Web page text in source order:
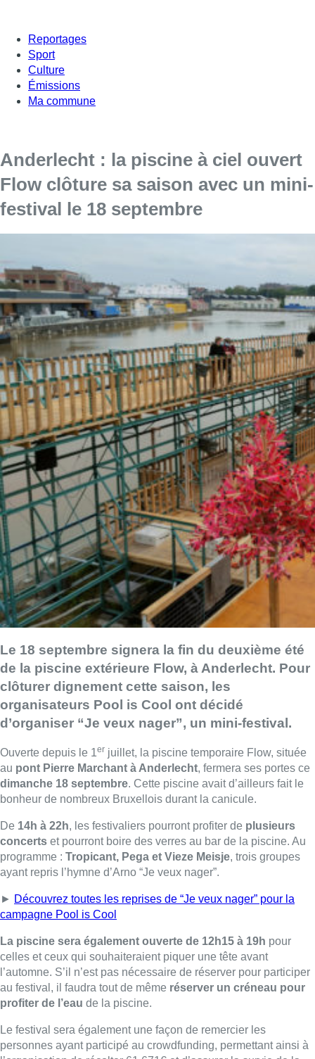
Reportages
Sport
Culture
Émissions
Ma commune
Anderlecht : la piscine à ciel ouvert
Flow clôture sa saison avec un mini-
festival le 18 septembre
Le 18 septembre signera la fin du deuxième été
de la piscine extérieure Flow, à Anderlecht. Pour
clôturer dignement cette saison, les
organisateurs Pool is Cool ont décidé
d’organiser “Je veux nager”, un mini-festival.
Ouverte depuis le 1er juillet, la piscine temporaire Flow, située
au pont Pierre Marchant à Anderlecht, fermera ses portes ce
dimanche 18 septembre. Cette piscine avait d’ailleurs fait le
bonheur de nombreux Bruxellois durant la canicule.
De 14h à 22h, les festivaliers pourront profiter de plusieurs
concerts et pourront boire des verres au bar de la piscine. Au
programme : Tropicant, Pega et Vieze Meisje, trois groupes
ayant repris l’hymne d’Arno “Je veux nager”.
► Découvrez toutes les reprises de “Je veux nager” pour la
campagne Pool is Cool
La piscine sera également ouverte de 12h15 à 19h pour
celles et ceux qui souhaiteraient piquer une tête avant
l’automne. S’il n’est pas nécessaire de réserver pour participer
au festival, il faudra tout de même réserver un créneau pour
profiter de l’eau de la piscine.
Le festival sera également une façon de remercier les
personnes ayant participé au crowdfunding, permettant ainsi à